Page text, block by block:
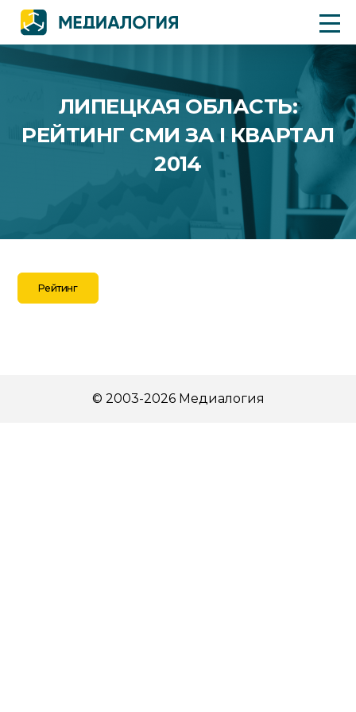
ЛИПЕЦКАЯ ОБЛАСТЬ:
РЕЙТИНГ СМИ ЗА I КВАРТАЛ
2014
Рейтинг
© 2003-2026 Медиалогия